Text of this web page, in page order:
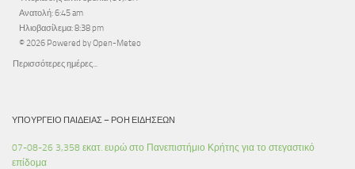
Ανατολή: 6:45 am
Ηλιοβασίλεμα: 8:38 pm
© 2026 Powered by Open-Meteo
Περισσότερες ημέρες...
ΥΠΟΥΡΓΕΊΟ ΠΑΙΔΕΊΑΣ – ΡΟΉ ΕΙΔΉΣΕΩΝ
07-08-26 3,358 εκατ. ευρώ στο Πανεπιστήμιο Κρήτης για το στεγαστικό
επίδομα